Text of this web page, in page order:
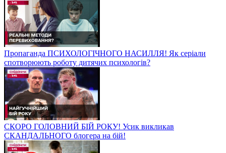
Пропаганда ПСИХОЛОГІЧНОГО НАСИЛЛЯ! Як серіали
спотворюють роботу дитячих психологів?
СКОРО ГОЛОВНИЙ БІЙ РОКУ! Усик викликав
СКАНДАЛЬНОГО блогера на бій!